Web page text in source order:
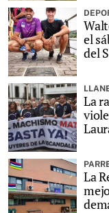
el
del
La
La